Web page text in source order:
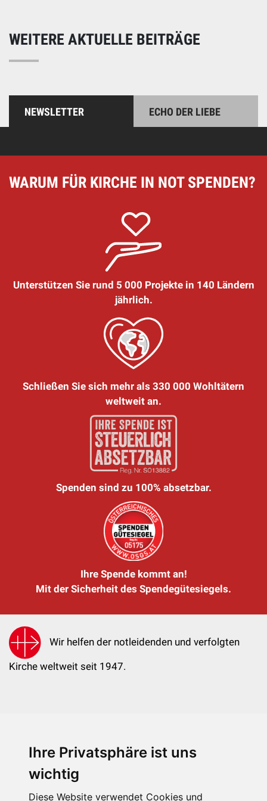
Ihre Privatsphäre ist uns
wichtig
Diese Website verwendet Cookies und
WEITERE AKTUELLE BEITRÄGE
NEWSLETTER ECHO DER LIEBE
WARUM FÜR KIRCHE IN NOT SPENDEN?
Unterstützen Sie rund 5 000 Projekte in 140 Ländern
jährlich.
Schließen Sie sich mehr als 330 000 Wohltätern
weltweit an.
Spenden sind zu 100% absetzbar.
Ihre Spende kommt an!
Mit der Sicherheit des Spendegütesiegels.
Wir helfen der notleidenden und verfolgten
Kirche weltweit seit 1947.
KIRCHE IN NOT - Österreich